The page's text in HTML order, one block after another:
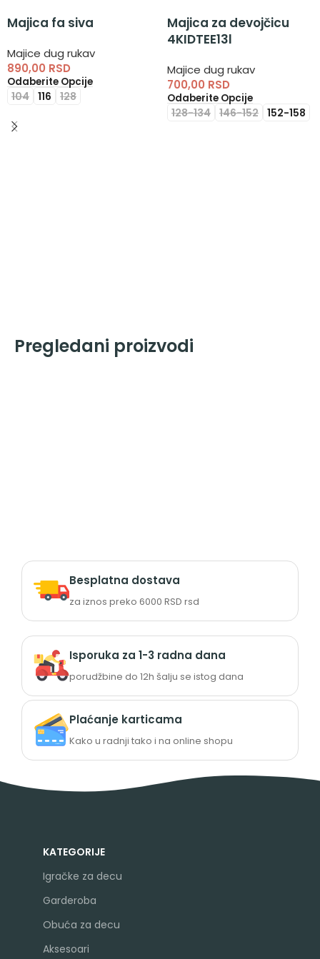
Majica fa siva
Majice dug rukav
890,00 RSD
Odaberite Opcije
104 116 128
Majica za devojčicu
4KIDTEE13l
Majice dug rukav
700,00 RSD
Odaberite Opcije
128-134 146-152 152-158
Pregledani proizvodi
Besplatna dostava
za iznos preko 6000 RSD rsd
Isporuka za 1-3 radna dana
porudžbine do 12h šalju se istog dana
Plaćanje karticama
Kako u radnji tako i na online shopu
KATEGORIJE
Igračke za decu
Garderoba
Obuća za decu
Aksesoari